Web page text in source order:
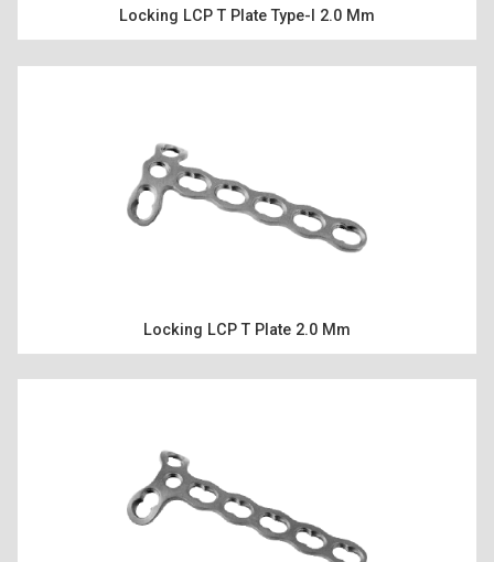
ÜRÜNLER
KAYNAKLAR
Locking LCP T Plate Type-I 2.0 Mm
Locking LCP T Plate 2.0 Mm